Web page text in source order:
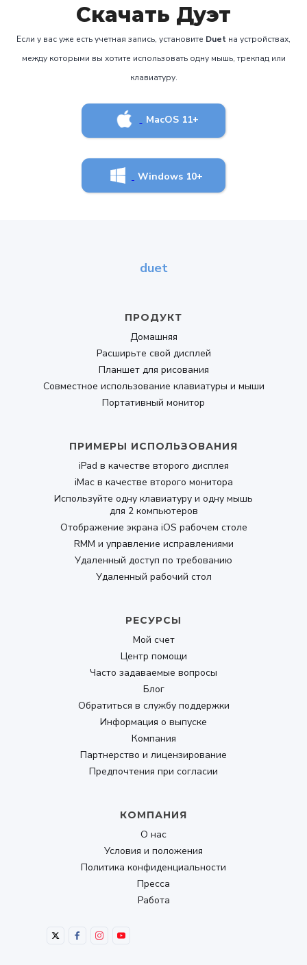
Скачать Дуэт
Если у вас уже есть учетная запись, установите Duet на устройствах,
между которыми вы хотите использовать одну мышь, трекпад или
клавиатуру.
MacOS 11+
Windows 10+
duet
ПРОДУКТ
Домашняя
Расширьте свой дисплей
Планшет для рисования
Совместное использование клавиатуры и мыши
Портативный монитор
ПРИМЕРЫ ИСПОЛЬЗОВАНИЯ
iPad в качестве второго дисплея
iMac в качестве второго монитора
Используйте одну клавиатуру и одну мышь
для 2 компьютеров
Отображение экрана iOS рабочем столе
RMM и управление исправлениями
Удаленный доступ по требованию
Удаленный рабочий стол
РЕСУРСЫ
Мой счет
Центр помощи
Часто задаваемые вопросы
Блог
Обратиться в службу поддержки
Информация о выпуске
Компания
Партнерство и лицензирование
Предпочтения при согласии
КОМПАНИЯ
О нас
Условия и положения
Политика конфиденциальности
Пресса
Работа